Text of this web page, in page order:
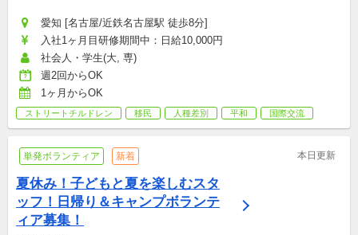
愛知 [名古屋/近鉄名古屋駅 徒歩8分]
入社1ヶ月目研修期間中：日給10,000円
社会人・学生(大, 専)
週2回からOK
1ヶ月からOK
ストリートチルドレン 移民 人種差別 平和 国際交流
単発ボランティア 新着 本日更新
夏休み！子どもと夏を楽しむスタ
ッフ！日帰り＆キャンプボランテ
ィア募集！